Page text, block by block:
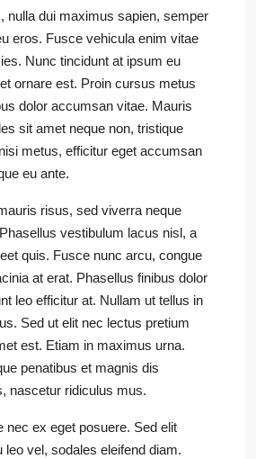
nulla dui maximus sapien, semper
eros. Fusce vehicula enim vitae
Nunc tincidunt at ipsum eu
ornare est. Proin cursus metus
dolor accumsan vitae. Mauris
sit amet neque non, tristique
metus, efficitur eget accumsan
eu ante.
risus, sed viverra neque
vestibulum lacus nisl, a
quis. Fusce nunc arcu, congue
at erat. Phasellus finibus dolor
leo efficitur at. Nullam ut tellus in
Sed ut elit nec lectus pretium
est. Etiam in maximus urna.
penatibus et magnis dis
nascetur ridiculus mus.
nec ex eget posuere. Sed elit
leo vel, sodales eleifend diam.